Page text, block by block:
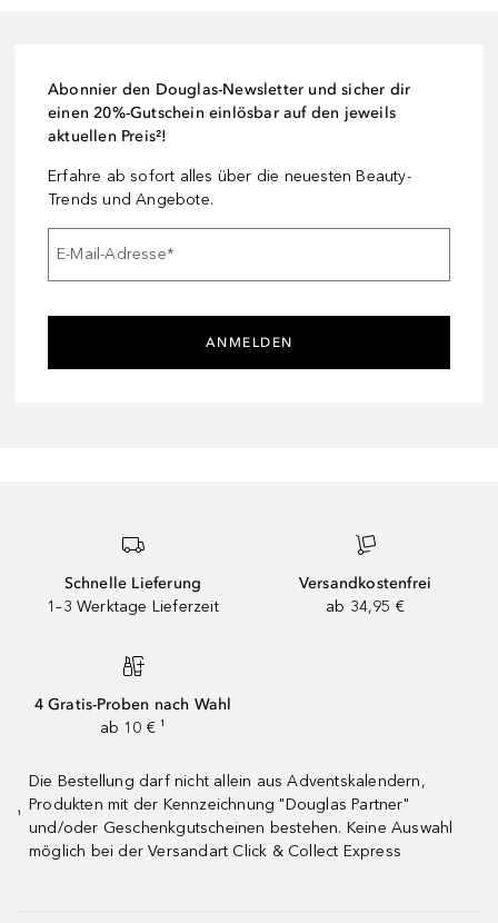
Abonnier den Douglas-Newsletter und sicher dir
einen 20%-Gutschein einlösbar auf den jeweils
aktuellen Preis²!
Erfahre ab sofort alles über die neuesten Beauty-
Trends und Angebote.
E-Mail-Adresse*
ANMELDEN
Schnelle Lieferung
1–3 Werktage Lieferzeit
Versandkostenfrei
ab 34,95 €
4 Gratis-Proben nach Wahl
ab 10 € ¹
¹
Die Bestellung darf nicht allein aus Adventskalendern,
Produkten mit der Kennzeichnung "Douglas Partner"
und/oder Geschenkgutscheinen bestehen. Keine Auswahl
möglich bei der Versandart Click & Collect Express